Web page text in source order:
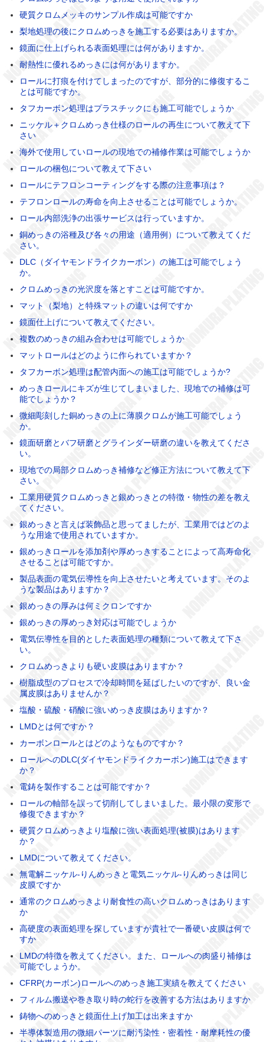
硬質クロムメッキのサンプル作成は可能ですか
梨地処理の後にクロムめっきを施工する必要はありますか。
鏡面に仕上げられる表面処理には何がありますか。
耐熱性に優れるめっきには何がありますか。
ロールに打痕を付けてしまったのですが、部分的に修復するこ
とは可能ですか。
タフカーボン処理はプラスチックにも施工可能でしょうか
ニッケル＋クロムめっき仕様のロールの再生について教えて下
さい
海外で使用していロールの現地での補修作業は可能でしょうか
ロールの梱包について教えて下さい
ロールにテフロンコーティングをする際の注意事項は？
テフロンロールの寿命を向上させることは可能でしょうか。
ロール内部洗浄の出張サービスは行っていますか。
銅めっきの浴種及び各々の用途（適用例）について教えてくだ
さい。
DLC（ダイヤモンドライクカーボン）の施工は可能でしょう
か。
クロムめっきの光沢度を落とすことは可能ですか。
マット（梨地）と特殊マットの違いは何ですか
鏡面仕上げについて教えてください。
複数のめっきの組み合わせは可能でしょうか
マットロールはどのように作られていますか？
タフカーボン処理は配管内面への施工は可能でしょうか?
めっきロールにキズが生じてしまいました、現地での補修は可
能でしょうか？
微細彫刻した銅めっきの上に薄膜クロムが施工可能でしょう
か。
鏡面研磨とバフ研磨とグラインダー研磨の違いを教えてくださ
い。
現地での局部クロムめっき補修など修正方法について教えて下
さい。
工業用硬質クロムめっきと銀めっきとの特徴・物性の差を教え
てください。
銀めっきと言えば装飾品と思ってましたが、工業用ではどのよ
うな用途で使用されていますか。
銀めっきロールを添加剤や厚めっきすることによって高寿命化
させることは可能ですか。
製品表面の電気伝導性を向上させたいと考えています。そのよ
うな製品はありますか？
銀めっきの厚みは何ミクロンですか
銀めっきの厚めっき対応は可能でしょうか
電気伝導性を目的とした表面処理の種類について教えて下さ
い。
クロムめっきよりも硬い皮膜はありますか？
樹脂成型のプロセスで冷却時間を延ばしたいのですが、良い金
属皮膜はありませんか？
塩酸・硫酸・硝酸に強いめっき皮膜はありますか？
LMDとは何ですか？
カーボンロールとはどのようなものですか？
ロールへのDLC(ダイヤモンドライクカーボン)施工はできます
か？
電鋳を製作することは可能ですか？
ロールの軸部を誤って切削してしまいました。最小限の変形で
修復できますか？
硬質クロムめっきより塩酸に強い表面処理(被膜)はあります
か？
LMDについて教えてください。
無電解ニッケル-りんめっきと電気ニッケル-りんめっきは同じ
皮膜ですか
通常のクロムめっきより耐食性の高いクロムめっきはあります
か
高硬度の表面処理を探していますが貴社で一番硬い皮膜は何で
すか
LMDの特徴を教えてください。また、ロールへの肉盛り補修は
可能でしょうか。
CFRP(カーボン)ロールへのめっき施工実績を教えてください
フィルム搬送や巻き取り時の蛇行を改善する方法はありますか
鋳物へのめっきと鏡面仕上げ加工は出来ますか
半導体製造用の微細パーツに耐汚染性・密着性・耐摩耗性の優